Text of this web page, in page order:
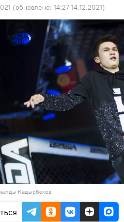
(обновлено: 14:27 14.12.2021)
Кадырбеков